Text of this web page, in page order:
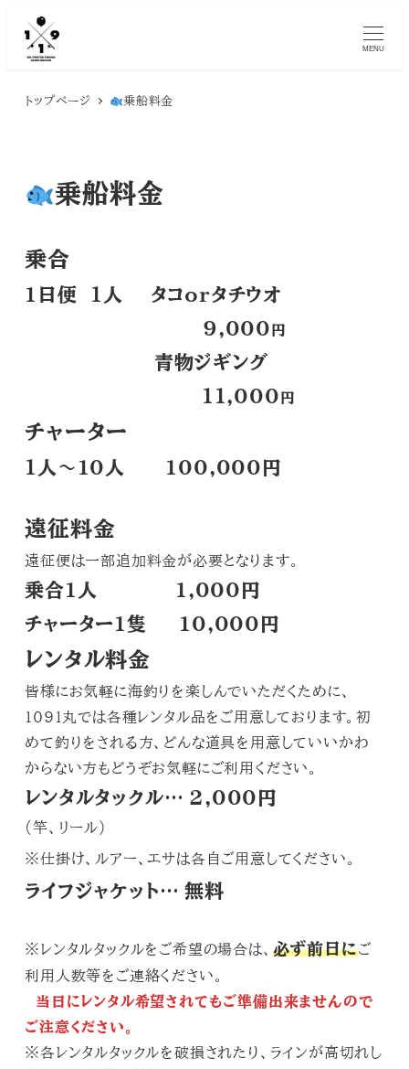
MENU
トップページ 乗船料金
乗船料金
乗合
1日便 １人
タコorタチウオ
9,000 円
青物ジギング
１１,000 円
チャーター
１人～10人 100,000円
遠征料金
遠征便は一部追加料金が必要となります。
乗合1人 1,000円
チャーター1隻 10,000円
レンタル料金
皆様にお気軽に海釣りを楽しんでいただくために、
1091丸では各種レンタル品をご用意しております。初
めて釣りをされる方、どんな道具を用意していいかわ
からない方もどうぞお気軽にご利用ください。
レンタルタックル… 2,000円
(竿、リール)
※仕掛け、ルアー、エサは各自ご用意してください。
ライフジャケット… 無料
※レンタルタックルをご希望の場合は、 必ず前日にご
利用人数等をご連絡ください。
当日にレンタル希望されてもご準備出来ませんので
ご注意ください。
※各レンタルタックルを破損されたり、ラインが高切れし